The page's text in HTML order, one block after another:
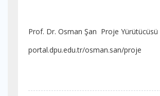
Prof. Dr. Osman Şan Proje Yürütücüsü
portal.dpu.edu.tr/osman.san/proje